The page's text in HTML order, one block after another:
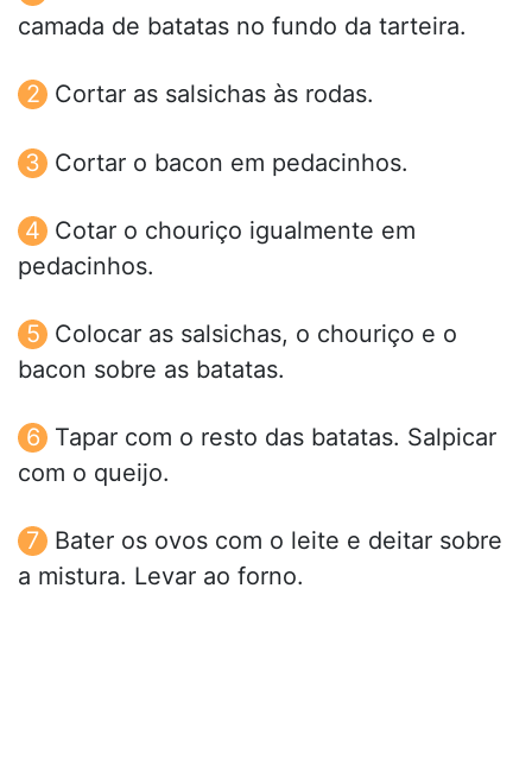
camada de batatas no fundo da tarteira.
Cortar as salsichas às rodas.
Cortar o bacon em pedacinhos.
Cotar o chouriço igualmente em
pedacinhos.
Colocar as salsichas, o chouriço e o
bacon sobre as batatas.
Tapar com o resto das batatas. Salpicar
com o queijo.
Bater os ovos com o leite e deitar sobre
a mistura. Levar ao forno.